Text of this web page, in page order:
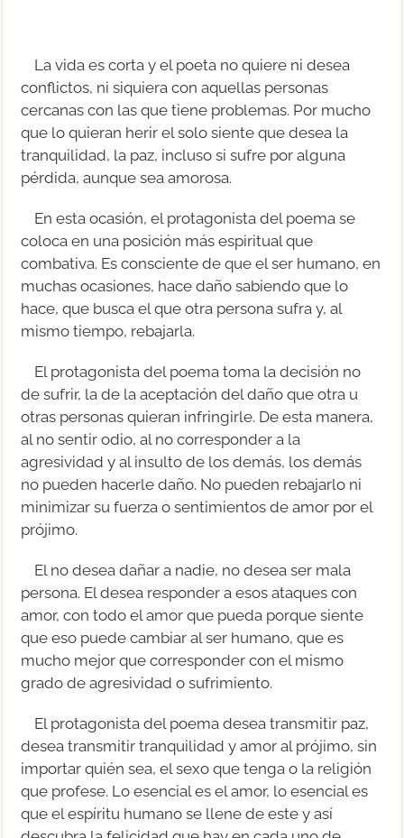
La vida es corta y el poeta no quiere ni desea
conflictos, ni siquiera con aquellas personas
cercanas con las que tiene problemas. Por mucho
que lo quieran herir el solo siente que desea la
tranquilidad, la paz, incluso si sufre por alguna
pérdida, aunque sea amorosa.
En esta ocasión, el protagonista del poema se
coloca en una posición más espiritual que
combativa. Es consciente de que el ser humano, en
muchas ocasiones, hace daño sabiendo que lo
hace, que busca el que otra persona sufra y, al
mismo tiempo, rebajarla.
El protagonista del poema toma la decisión no
de sufrir, la de la aceptación del daño que otra u
otras personas quieran infringirle. De esta manera,
al no sentir odio, al no corresponder a la
agresividad y al insulto de los demás, los demás
no pueden hacerle daño. No pueden rebajarlo ni
minimizar su fuerza o sentimientos de amor por el
prójimo.
El no desea dañar a nadie, no desea ser mala
persona. El desea responder a esos ataques con
amor, con todo el amor que pueda porque siente
que eso puede cambiar al ser humano, que es
mucho mejor que corresponder con el mismo
grado de agresividad o sufrimiento.
El protagonista del poema desea transmitir paz,
desea transmitir tranquilidad y amor al prójimo, sin
importar quién sea, el sexo que tenga o la religión
que profese. Lo esencial es el amor, lo esencial es
que el espíritu humano se llene de este y así